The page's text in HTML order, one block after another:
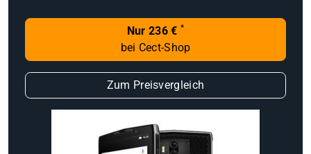
Nur 236 € *
bei Cect-Shop
Zum Preisvergleich